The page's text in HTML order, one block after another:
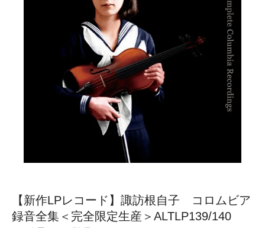
【新作LPレコード】諏訪根自子 コロムビア
録音全集＜完全限定生産＞ALTLP139/140